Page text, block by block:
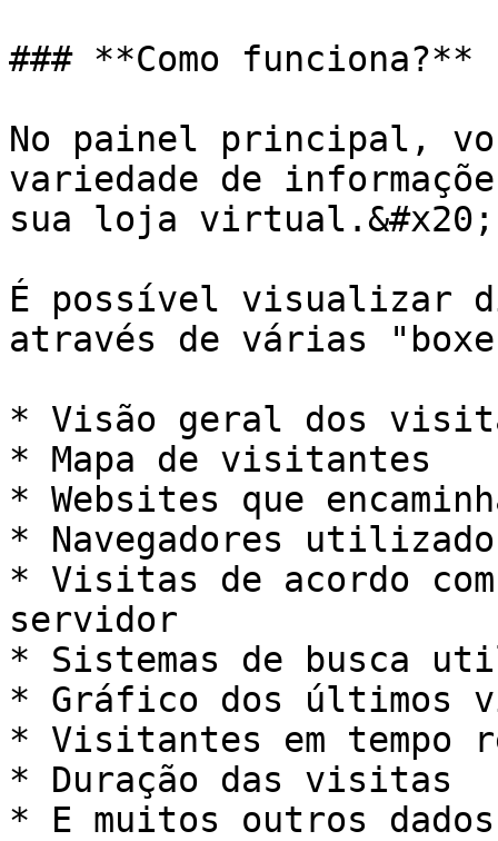
### **Como funciona?**
No painel principal,
variedade de
sua loja virtual.&#x20;
É possível visualizar
através de várias
* Visão geral dos
* Mapa de visitantes
* Websites que
* Navegadores
* Visitas de acordo
servidor
* Sistemas de busca
* Gráfico dos últimos
* Visitantes em tempo
* Duração das visitas
* E muitos outros